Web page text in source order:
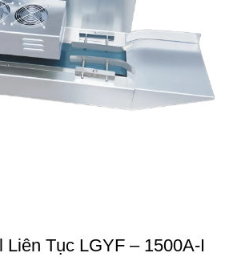
Liên Tục LGYF – 1500A-I